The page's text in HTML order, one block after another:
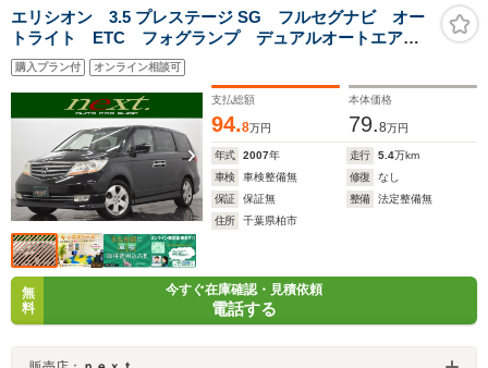
エリシオン 3.5 プレステージ SG フルセグナビ オー
トライト ETC フォグランプ デュアルオートエアコ
ン クルーズコントロール ハーフレザーシート バッ
クカメラ フロントカメラ スマートキー 両側パワー
スライドドア
購入プラン付 オンライン相談可
支払総額
94.8万円
本体価格
79.8万円
年式 2007年 走行 5.4万km
車検
車検整備無 修復
なし
保証
保証無 整備
法定整備無
住所
千葉県柏市
無
料
今すぐ在庫確認・見積依頼
電話する